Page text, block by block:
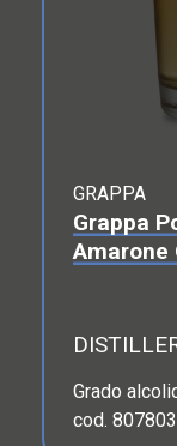
GRAPPA
Grappa
Amarone
Grado
cod. 807803